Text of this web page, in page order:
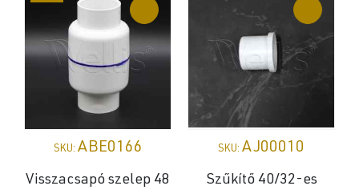
SKU: ABE0166
Visszacsapó szelep 48
SKU: AJ00010
Szűkítő 40/32-es